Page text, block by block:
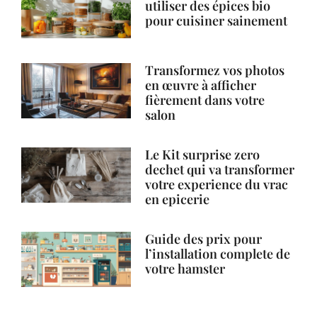
utiliser des épices bio
pour cuisiner sainement
Transformez vos photos
en œuvre à afficher
fièrement dans votre
salon
Le Kit surprise zero
dechet qui va transformer
votre experience du vrac
en epicerie
Guide des prix pour
l’installation complete de
votre hamster